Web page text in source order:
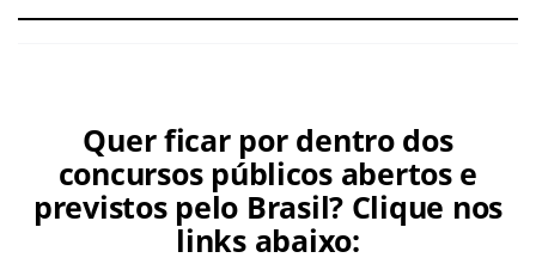
Quer ficar por dentro dos
concursos públicos abertos e
previstos pelo Brasil? Clique nos
links abaixo: